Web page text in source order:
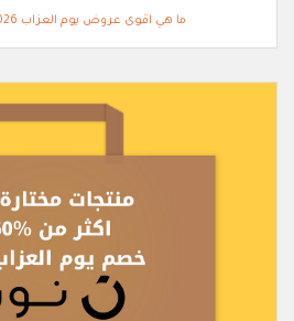
ما هي اقوى عروض يوم العزاب 2026 في السعودية؟